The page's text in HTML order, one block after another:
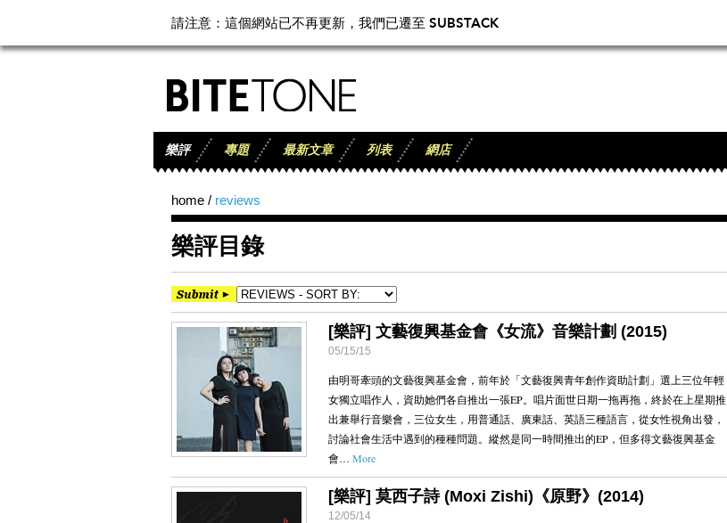
請注意：這個網站已不再更新，我們已遷至 SUBSTACK
樂評 專題 最新文章 列表 網店
home / reviews
樂評目錄
[樂評] 文藝復興基金會《女流》音樂計劃 (2015)
05/15/15
由明哥牽頭的文藝復興基金會，前年於「文藝復興青年創作資助計劃」選上三位年輕
女獨立唱作人，資助她們各自推出一張EP。唱片面世日期一拖再拖，終於在上星期推
出兼舉行音樂會，三位女生，用普通話、廣東話、英語三種語言，從女性視角出發，
討論社會生活中遇到的種種問題。縱然是同一時間推出的EP，但多得文藝復興基金
會…More
[樂評] 莫西子詩 (Moxi Zishi)《原野》(2014)
12/05/14